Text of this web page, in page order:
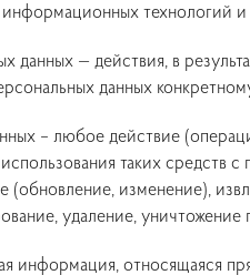
технологий и
данных — действия, в
данных
– любое действие
таких средств
(обновление, изменение),
удаление, уничтожение
информация, относящаяся